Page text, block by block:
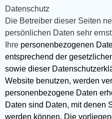
Datenschutz
Die Betreiber dieser Seiten
persönlichen Daten sehr
Ihre personenbezogenen
entsprechend der
sowie dieser
Website benutzen, werden
personenbezogene Daten
Daten sind Daten, mit denen
werden können. Die